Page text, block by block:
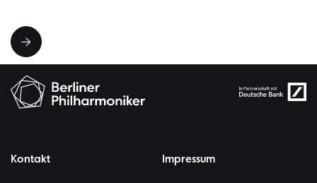
Kontakt Impressum